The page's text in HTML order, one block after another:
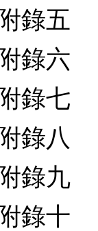
附錄五
附錄
附錄
附錄八
附錄
附錄